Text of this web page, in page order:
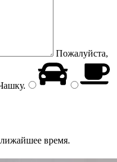
Пожалуйста,
.
время.